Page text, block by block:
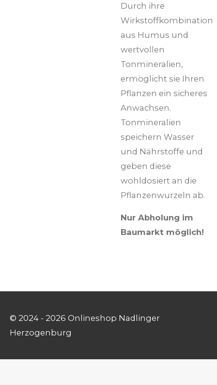
Durch ihre
Wirkstoffkombination
aus Humus und
wertvollen
Tonmineralien,
ermöglicht sie Ihren
Pflanzen ein sicheres
Anwachsen.
Tonmineralien
speichern Wasser
und Nährstoffe und
geben diese
wohldosiert an die
Pflanzenwurzeln ab.
Nur Abholung im
Baumarkt möglich!
© 2024 - 2026 Onlineshop Nadlinger
Herzogenburg